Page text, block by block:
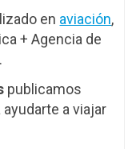
en aviación,
+ Agencia de
publicamos
a viajar